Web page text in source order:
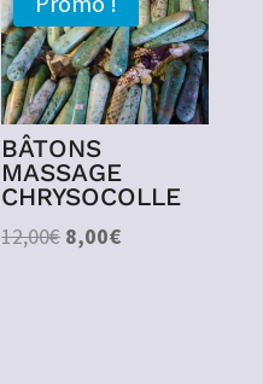
BÂTONS
MASSAGE
CHRYSOCOLLE
12,00€ Le
8,00€Le